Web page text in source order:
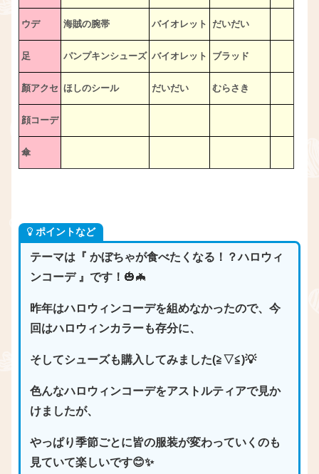
ウデ 海賊の腕帯 バイオレット だいだい
足 パンプキンシューズ バイオレット ブラッド
顏アクセ ほしのシール だいだい むらさき
顔コーデ
傘
ポイントなど
テーマは『 かぼちゃが食べたくなる！？ハロウィ
ンコーデ 』です！ 🎃🦇
昨年はハロウィンコーデを組めなかったので、今
回はハロウィンカラーも存分に、
そしてシューズも購入してみました(≧▽≦)💡
色んなハロウィンコーデをアストルティアで見か
けましたが、
やっぱり季節ごとに皆の服装が変わっていくのも
見ていて楽しいです😊✨